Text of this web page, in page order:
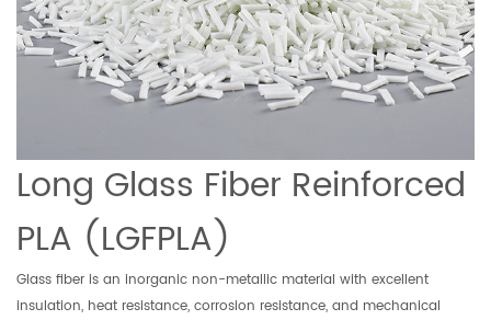
Long Glass Fiber Reinforced
PLA (LGFPLA)
Glass fiber is an inorganic non-metallic material with excellent
insulation, heat resistance, corrosion resistance, and mechanical